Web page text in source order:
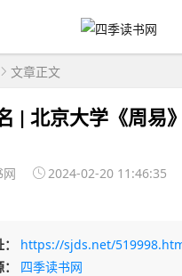
文章正文
| 北京大学《周易
网 2024-02-20 11:46:35
https://sjds.net/
四季读书网